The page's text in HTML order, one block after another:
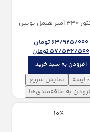
کنتاکتور 330 آمپر هيمل بوبین
63/925/000تومان
57/532/500تومان
افزودن به سبد خرید
نمایش سریع
به علاقه‌مندی‌ها
-10%